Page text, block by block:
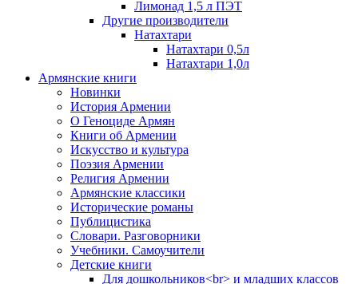
Лимонад 1,5 л ПЭТ
Другие производители
Натахтари
Натахтари 0,5л
Натахтари 1,0л
Армянские книги
Новинки
История Армении
О Геноциде Армян
Книги об Армении
Иcкусство и культура
Поэзия Армении
Религия Армении
Армянские классики
Исторические романы
Публицистика
Словари. Разговорники
Учебники. Самоучители
Детские книги
Для дошкольников<br> и младших классов